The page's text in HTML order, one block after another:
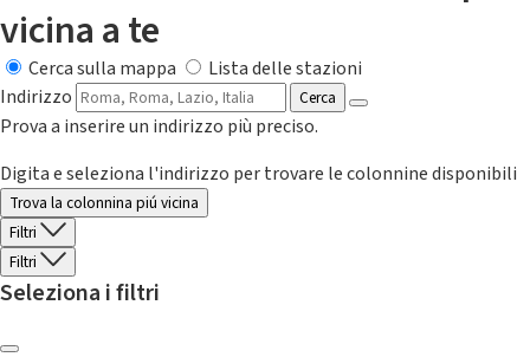
vicina a te
Cerca sulla mappa
Lista delle stazioni
Indirizzo
Cerca
Prova a inserire un indirizzo più preciso.
Digita e seleziona l'indirizzo per trovare le colonnine disponibili
Trova la colonnina piú vicina
Filtri
Filtri
Seleziona i filtri